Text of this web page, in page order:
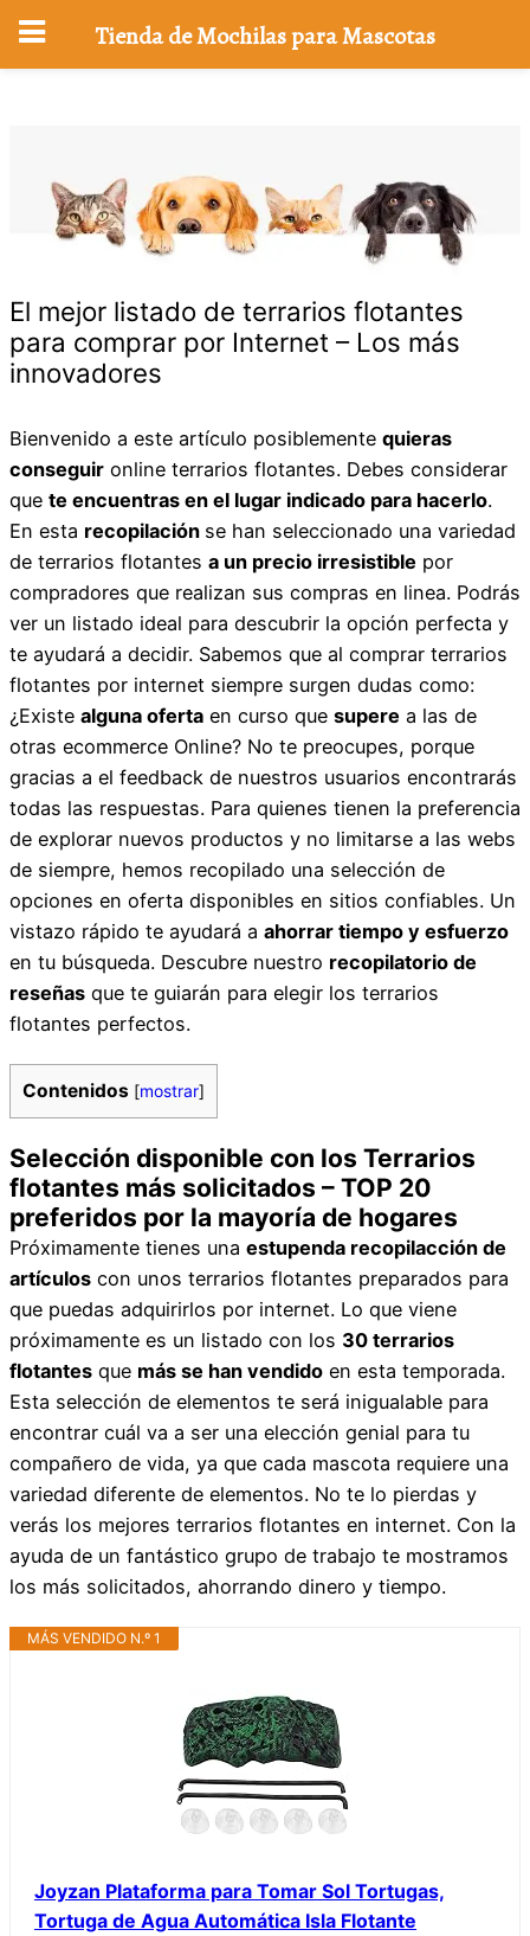
El mejor listado de terrarios flotantes
para comprar por Internet – Los más
innovadores
Bienvenido a este artículo posiblemente quieras
conseguir online terrarios flotantes. Debes considerar
que te encuentras en el lugar indicado para hacerlo.
En esta recopilación se han seleccionado una variedad
de terrarios flotantes a un precio irresistible por
compradores que realizan sus compras en linea. Podrás
ver un listado ideal para descubrir la opción perfecta y
te ayudará a decidir. Sabemos que al comprar terrarios
flotantes por internet siempre surgen dudas como:
¿Existe alguna oferta en curso que supere a las de
otras ecommerce Online? No te preocupes, porque
gracias a el feedback de nuestros usuarios encontrarás
todas las respuestas. Para quienes tienen la preferencia
de explorar nuevos productos y no limitarse a las webs
de siempre, hemos recopilado una selección de
opciones en oferta disponibles en sitios confiables. Un
vistazo rápido te ayudará a ahorrar tiempo y esfuerzo
en tu búsqueda. Descubre nuestro recopilatorio de
reseñas que te guiarán para elegir los terrarios
flotantes perfectos.
Contenidos [mostrar]
Selección disponible con los Terrarios
flotantes más solicitados – TOP 20
preferidos por la mayoría de hogares
Próximamente tienes una estupenda recopilacción de
artículos con unos terrarios flotantes preparados para
que puedas adquirirlos por internet. Lo que viene
próximamente es un listado con los 30 terrarios
flotantes que más se han vendido en esta temporada.
Esta selección de elementos te será inigualable para
encontrar cuál va a ser una elección genial para tu
compañero de vida, ya que cada mascota requiere una
variedad diferente de elementos. No te lo pierdas y
verás los mejores terrarios flotantes en internet. Con la
ayuda de un fantástico grupo de trabajo te mostramos
los más solicitados, ahorrando dinero y tiempo.
MÁS VENDIDO N.º 1
Joyzan Plataforma para Tomar Sol Tortugas,
Tortuga de Agua Automática Isla Flotante
Tienda de Mochilas para Mascotas